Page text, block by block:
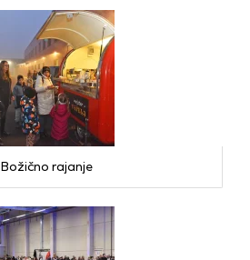
Božično rajanje